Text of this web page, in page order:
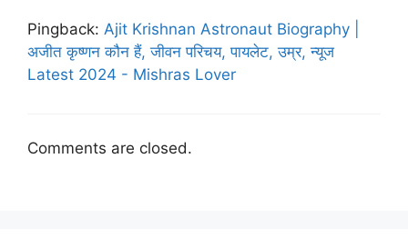
Pingback: Ajit Krishnan Astronaut Biography |
अजीत कृष्णन कौन हैं, जीवन परिचय, पायलेट, उम्र, न्यूज
Latest 2024 - Mishras Lover
Comments are closed.